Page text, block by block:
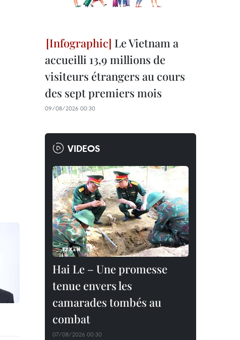
Le Vietnam a
accueilli 13,9 millions de
visiteurs étrangers au cours
des sept premiers mois
09/08/2026 00:30
VIDEOS
Hai Le – Une promesse
tenue envers les
camarades tombés au
combat
07/08/2026 00:30